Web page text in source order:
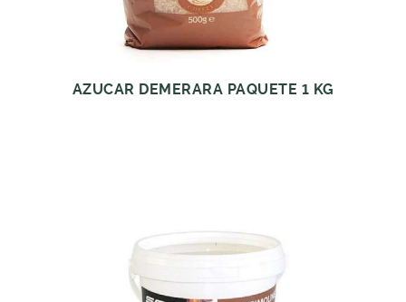
AZUCAR DEMERARA PAQUETE 1 KG